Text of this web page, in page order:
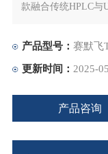
款融合传统HPLC与
产品型号：赛默飞Thermo
更新时间：2025-
产品咨询